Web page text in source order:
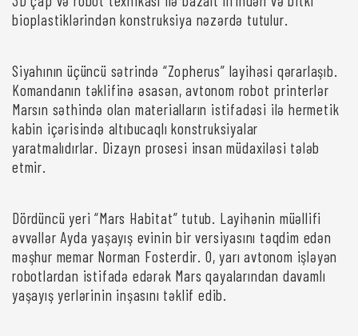
bioplastiklərindən konstruksiya nəzərdə tutulur.
Siyahının üçüncü sətrində “Zopherus” layihəsi qərarlaşıb.
Komandanın təklifinə əsasən, avtonom robot printerlər
Marsın səthində olan materialların istifadəsi ilə hermetik
kabin içərisində altıbucaqlı konstruksiyalar
yaratmalıdırlar. Dizayn prosesi insan müdaxiləsi tələb
etmir.
Dördüncü yeri “Mars Habitat” tutub. Layihənin müəllifi
əvvəllər Ayda yaşayış evinin bir versiyasını təqdim edən
məşhur memar Norman Fosterdir. O, yarı avtonom işləyən
robotlardan istifadə edərək Mars qayalarından davamlı
yaşayış yerlərinin inşasını təklif edib.